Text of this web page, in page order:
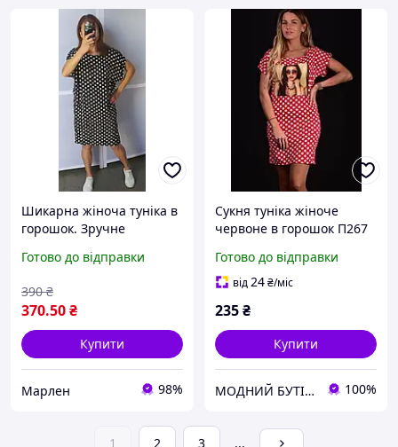
Шикарна жіноча туніка в
горошок. Зручне
Готово до відправки
370.50₴
390 ₴
Купити
Марлен 98%
Сукня туніка жіноче
червоне в горошок П267
Готово до відправки
від24₴/міс
235₴
Купити
МОДНИЙ БУТІК жіноче взуття, сумки, гаманці, біжутерія, купальники, рюкзаки, куртки жіночі 100%
1 2 3 ...